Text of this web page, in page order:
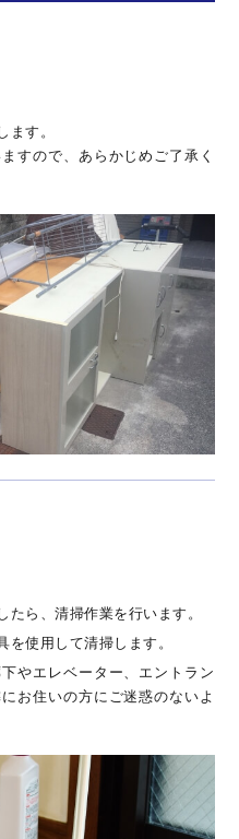
ます。
すので、あらかじめご了承く
ら、清掃作業を行います。
使用して清掃します。
やエレベーター、エントラン
お住いの方にご迷惑のないよ